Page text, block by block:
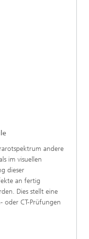
andere
im visuellen
dieser
an fertig
Dies stellt eine
oder CT-Prüfungen